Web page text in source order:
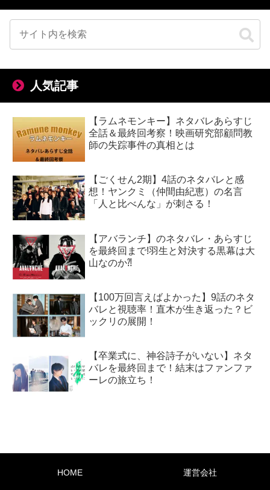
人気記事
【ラムネモンキー】ネタバレあらすじ
全話＆最終回考察！映画研究部顧問教
師の失踪事件の真相とは
【ごくせん2期】4話のネタバレと感
想！ヤンクミ（仲間由紀恵）の名言
「人と比べんな」が刺さる！
【アバランチ】のネタバレ・あらすじ
を最終回まで!羽生と対決する黒幕は大
山なのか⁈
【100万回言えばよかった】9話のネタ
バレと視聴率！直木が生き返った？ビ
ックリの展開！
【卒業式に、神谷詩子がいない】ネタ
バレを最終回まで！結末はファンファ
ーレの旅立ち！
HOME 運営会社